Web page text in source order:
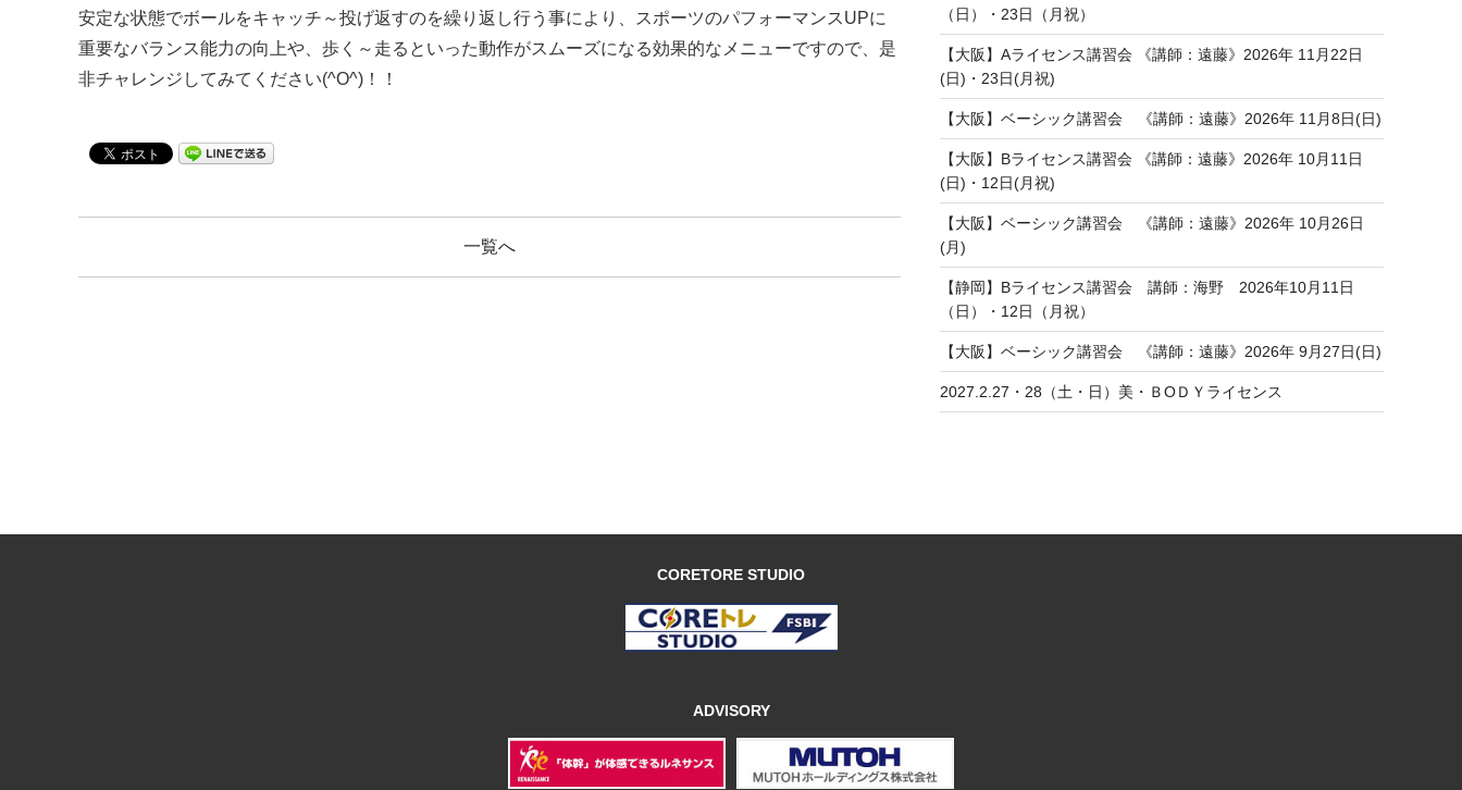
安定な状態でボールをキャッチ～投げ返すのを繰り返し行う事により、スポーツのパフォーマンスUPに
重要なバランス能力の向上や、歩く～走るといった動作がスムーズになる効果的なメニューですので、是
非チャレンジしてみてください(^O^)！！
一覧へ
（日）・23日（月祝）
【大阪】Aライセンス講習会 《講師：遠藤》2026年 11月22日
(日)・23日(月祝)
【大阪】ベーシック講習会 《講師：遠藤》2026年 11月8日(日)
【大阪】Bライセンス講習会 《講師：遠藤》2026年 10月11日
(日)・12日(月祝)
【大阪】ベーシック講習会 《講師：遠藤》2026年 10月26日
(月)
【静岡】Bライセンス講習会 講師：海野 2026年10月11日
（日）・12日（月祝）
【大阪】ベーシック講習会 《講師：遠藤》2026年 9月27日(日)
2027.2.27・28（土・日）美・ＢОＤＹライセンス
CORETORE STUDIO
ADVISORY